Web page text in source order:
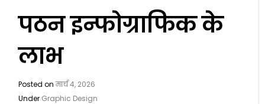
पठन इन्फोग्राफिक के
लाभ
Posted onमार्च 4, 2026
Under Graphic Design